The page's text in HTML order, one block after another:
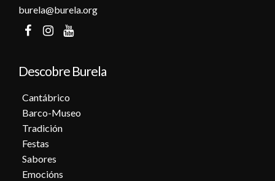
burela@burela.org
Descobre Burela
Cantábrico
Barco-Museo
Tradición
Festas
Sabores
Emocións